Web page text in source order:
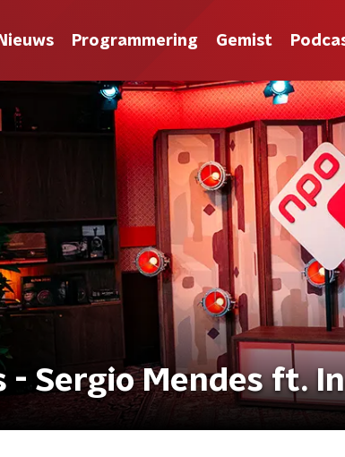
Nieuws Programmering Gemist
- Sergio Mendes ft.